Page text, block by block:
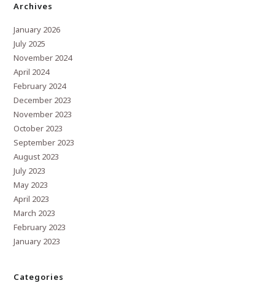
Archives
January 2026
July 2025
November 2024
April 2024
February 2024
December 2023
November 2023
October 2023
September 2023
August 2023
July 2023
May 2023
April 2023
March 2023
February 2023
January 2023
Categories